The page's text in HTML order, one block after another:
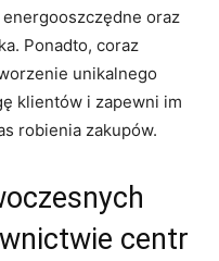
oraz
Ponadto, coraz
unikalnego
klientów i zapewni im
robienia zakupów.
‌centr